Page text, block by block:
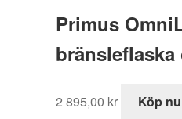
Primus
2 895,00 kr Köp nu